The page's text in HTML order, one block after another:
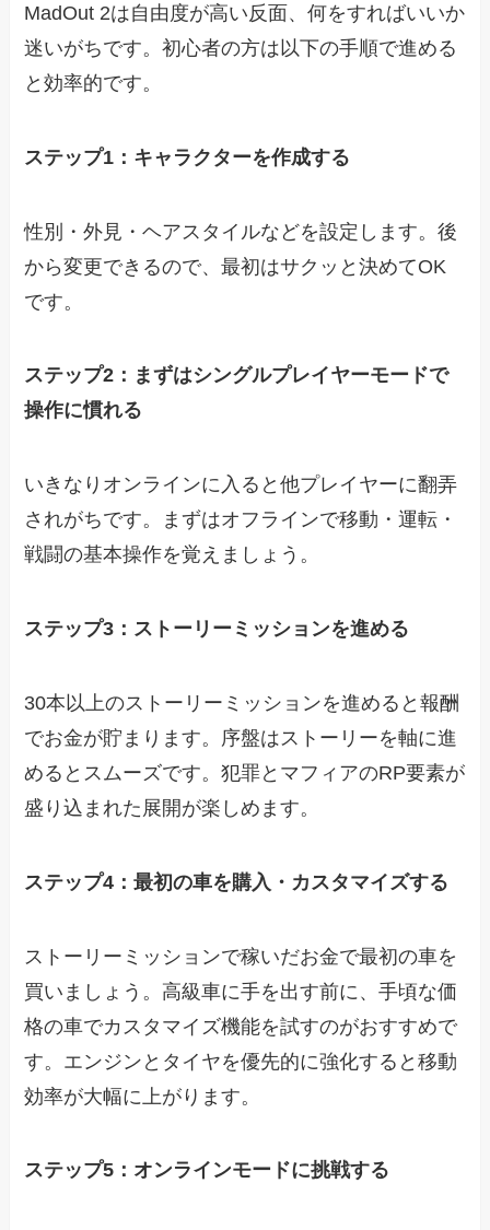
MadOut 2は自由度が高い反面、何をすればいいか
迷いがちです。初心者の方は以下の手順で進める
と効率的です。
ステップ1：キャラクターを作成する
性別・外見・ヘアスタイルなどを設定します。後
から変更できるので、最初はサクッと決めてOK
です。
ステップ2：まずはシングルプレイヤーモードで
操作に慣れる
いきなりオンラインに入ると他プレイヤーに翻弄
されがちです。まずはオフラインで移動・運転・
戦闘の基本操作を覚えましょう。
ステップ3：ストーリーミッションを進める
30本以上のストーリーミッションを進めると報酬
でお金が貯まります。序盤はストーリーを軸に進
めるとスムーズです。犯罪とマフィアのRP要素が
盛り込まれた展開が楽しめます。
ステップ4：最初の車を購入・カスタマイズする
ストーリーミッションで稼いだお金で最初の車を
買いましょう。高級車に手を出す前に、手頃な価
格の車でカスタマイズ機能を試すのがおすすめで
す。エンジンとタイヤを優先的に強化すると移動
効率が大幅に上がります。
ステップ5：オンラインモードに挑戦する